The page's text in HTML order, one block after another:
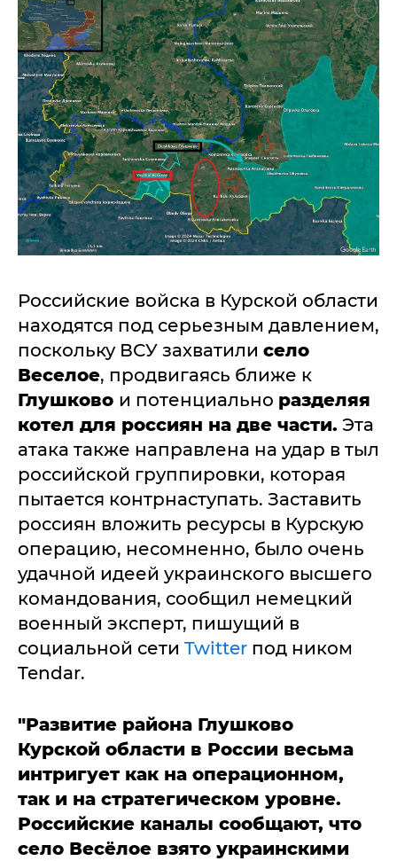
Российские войска в Курской области
находятся под серьезным давлением,
поскольку ВСУ захватили село
Веселое, продвигаясь ближе к
Глушково и потенциально разделяя
котел для россиян на две части. Эта
атака также направлена на удар в тыл
российской группировки, которая
пытается контрнаступать. Заставить
россиян вложить ресурсы в Курскую
операцию, несомненно, было очень
удачной идеей украинского высшего
командования, сообщил немецкий
военный эксперт, пишущий в
социальной сети Twitter под ником
Tendar.
"Развитие района Глушково
Курской области в России весьма
интригует как на операционном,
так и на стратегическом уровне.
Российские каналы сообщают, что
село Весёлое взято украинскими